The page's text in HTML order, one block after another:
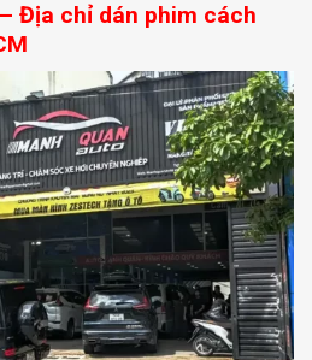
Địa chỉ dán phim cách